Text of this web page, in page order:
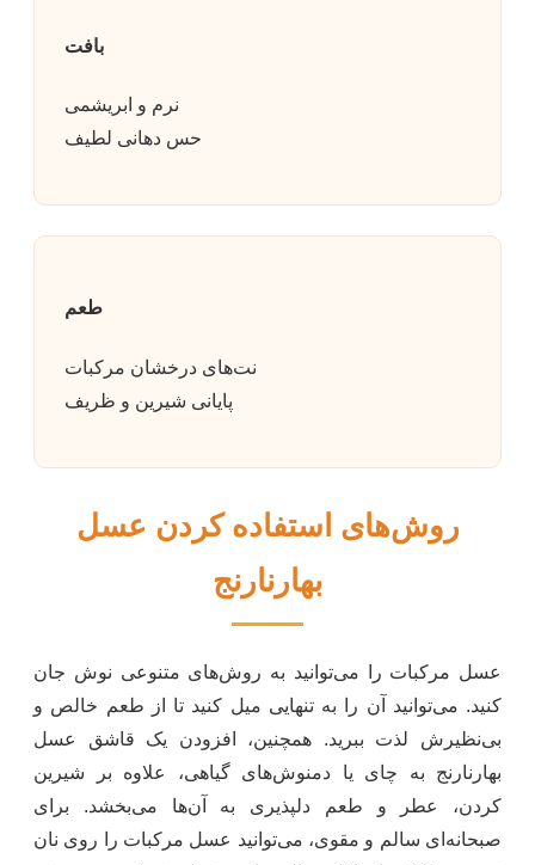
بافت
نرم و ابریشمی
حس دهانی لطیف
طعم
نت‌های درخشان مرکبات
پایانی شیرین و ظریف
روش‌های استفاده کردن عسل
بهارنارنج
عسل مرکبات را می‌توانید به روش‌های متنوعی نوش جان
کنید. می‌توانید آن را به تنهایی میل کنید تا از طعم خالص و
بی‌نظیرش لذت ببرید. همچنین، افزودن یک قاشق عسل
بهارنارنج به چای یا دمنوش‌های گیاهی، علاوه بر شیرین
کردن، عطر و طعم دلپذیری به آن‌ها می‌بخشد. برای
صبحانه‌ای سالم و مقوی، می‌توانید عسل مرکبات را روی نان